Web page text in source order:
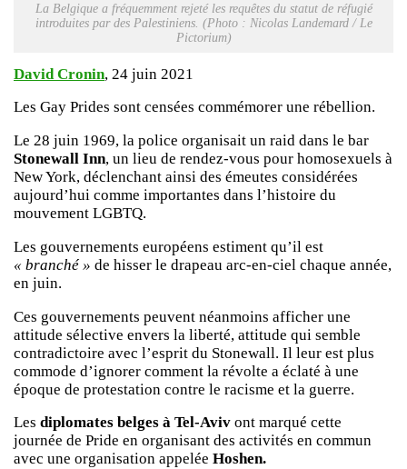
La Belgique a fréquemment rejeté les requêtes du statut de réfugié
introduites par des Palestiniens. (Photo : Nicolas Landemard / Le
Pictorium)
David Cronin, 24 juin 2021
Les Gay Prides sont censées commémorer une rébellion.
Le 28 juin 1969, la police organisait un raid dans le bar
Stonewall Inn, un lieu de rendez-vous pour homosexuels à
New York, déclenchant ainsi des émeutes considérées
aujourd’hui comme importantes dans l’histoire du
mouvement LGBTQ.
Les gouvernements européens estiment qu’il est
« branché » de hisser le drapeau arc-en-ciel chaque année,
en juin.
Ces gouvernements peuvent néanmoins afficher une
attitude sélective envers la liberté, attitude qui semble
contradictoire avec l’esprit du Stonewall. Il leur est plus
commode d’ignorer comment la révolte a éclaté à une
époque de protestation contre le racisme et la guerre.
Les diplomates belges à Tel-Aviv ont marqué cette
journée de Pride en organisant des activités en commun
avec une organisation appelée Hoshen.